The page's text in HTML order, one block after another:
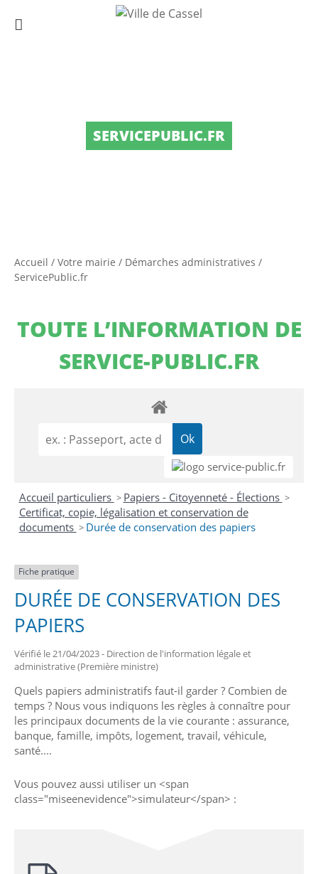
SERVICEPUBLIC.FR
Accueil / Votre mairie / Démarches administratives /
ServicePublic.fr
TOUTE L’INFORMATION DE
SERVICE-PUBLIC.FR
Accueil particuliers > Papiers - Citoyenneté - Élections >
Certificat, copie, légalisation et conservation de
documents > Durée de conservation des papiers
Fiche pratique
DURÉE DE CONSERVATION DES
PAPIERS
Vérifié le 21/04/2023 - Direction de l'information légale et
administrative (Première ministre)
Quels papiers administratifs faut-il garder ? Combien de
temps ? Nous vous indiquons les règles à connaître pour
les principaux documents de la vie courante : assurance,
banque, famille, impôts, logement, travail, véhicule,
santé....
Vous pouvez aussi utiliser un <span
class="miseenevidence">simulateur</span> :